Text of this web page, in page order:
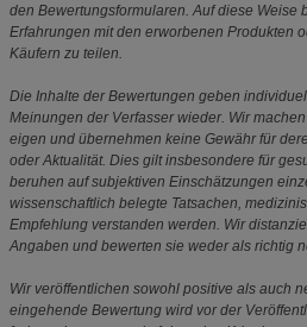
den Bewertungsformularen. Auf diese Weise
Erfahrungen mit den erworbenen Produkten
Käufern zu teilen.
Die Inhalte der Bewertungen geben
Meinungen der Verfasser wieder. Wir
eigen und übernehmen keine Gewähr für
oder Aktualität. Dies gilt insbesondere für
beruhen auf subjektiven Einschätzungen
wissenschaftlich belegte Tatsachen,
Empfehlung verstanden werden. Wir
Angaben und bewerten sie weder als richtig
Wir veröffentlichen sowohl positive als auch
eingehende Bewertung wird vor der